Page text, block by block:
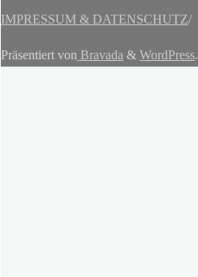
IMPRESSUM & DATENSCHUTZ/
Präsentiert von Bravada & WordPress.